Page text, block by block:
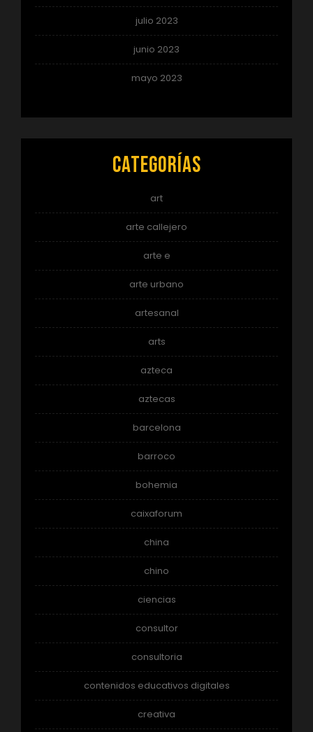
julio 2023
junio 2023
mayo 2023
Categorías
art
arte callejero
arte e
arte urbano
artesanal
arts
azteca
aztecas
barcelona
barroco
bohemia
caixaforum
china
chino
ciencias
consultor
consultoria
contenidos educativos digitales
creativa